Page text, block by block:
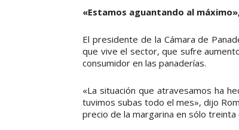
«Estamos aguantando al
El presidente de la Cámara de
que vive el sector, que sufre
consumidor en las panaderías.
«La situación que atravesamos ha
tuvimos subas todo el mes», dijo
precio de la margarina en sólo treinta